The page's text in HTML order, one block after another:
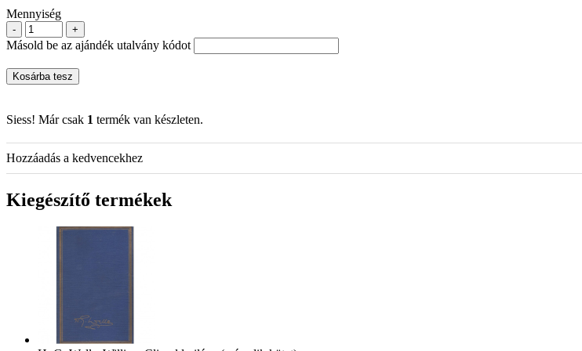
Mennyiség
- +
Másold be az ajándék utalvány kódot
Kosárba tesz
Siess! Már csak 1 termék van készleten.
Hozzáadás a kedvencekhez
Kiegészítő termékek